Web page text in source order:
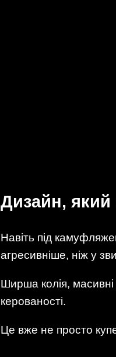
Дизайн, який
Навіть під
агресивніше, ніж у
Ширша колія, масивні
керованості.
Це вже не просто